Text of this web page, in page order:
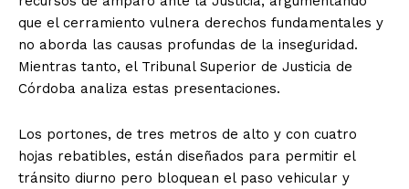
que el cerramiento vulnera derechos fundamentales y
no aborda las causas profundas de la inseguridad.
Mientras tanto, el Tribunal Superior de Justicia de
Córdoba analiza estas presentaciones.
Los portones, de tres metros de alto y con cuatro
hojas rebatibles, están diseñados para permitir el
tránsito diurno pero bloquean el paso vehicular y